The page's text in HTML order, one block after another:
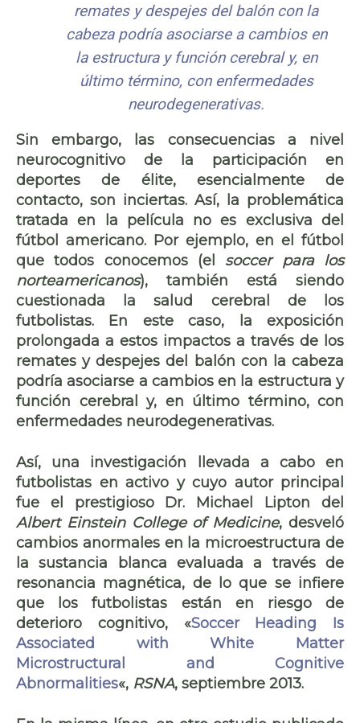
remates y despejes del balón con la
cabeza podría asociarse a cambios en
la estructura y función cerebral y, en
último término, con enfermedades
neurodegenerativas.
Sin embargo, las consecuencias a nivel
neurocognitivo de la participación en
deportes de élite, esencialmente de
contacto, son inciertas. Así, la problemática
tratada en la película no es exclusiva del
fútbol americano. Por ejemplo, en el fútbol
que todos conocemos (elsoccer para los
norteamericanos), también está siendo
cuestionada la salud cerebral de los
futbolistas. En este caso, la exposición
prolongada a estos impactos a través de los
remates y despejes del balón con la cabeza
podría asociarse a cambios en la estructura y
función cerebral y, en último término, con
enfermedades neurodegenerativas.
Así, una investigación llevada a cabo en
futbolistas en activo y cuyo autor principal
fue el prestigioso Dr. Michael Lipton del
Albert Einstein College of Medicine, desveló
cambios anormales en la microestructura de
la sustancia blanca evaluada a través de
resonancia magnética, de lo que se infiere
que los futbolistas están en riesgo de
deterioro cognitivo, «Soccer Heading Is
Associated with White Matter
Microstructural and Cognitive
Abnormalities«, RSNA, septiembre 2013.